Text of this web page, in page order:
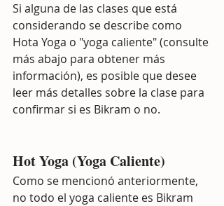
Si alguna de las clases que está
considerando se describe como
Hota Yoga o "yoga caliente" (consulte
más abajo para obtener más
información), es posible que desee
leer más detalles sobre la clase para
confirmar si es Bikram o no.
Hot Yoga (Yoga Caliente)
Como se mencionó anteriormente,
no todo el yoga caliente es Bikram